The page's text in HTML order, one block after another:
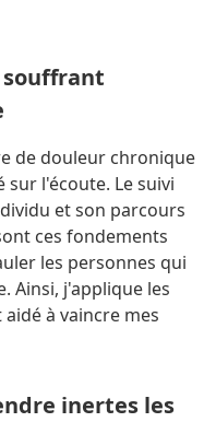
de douleur chronique
l'écoute. Le suivi
et son parcours
ces fondements
les personnes qui
Ainsi, j'applique les
à vaincre mes
inertes les